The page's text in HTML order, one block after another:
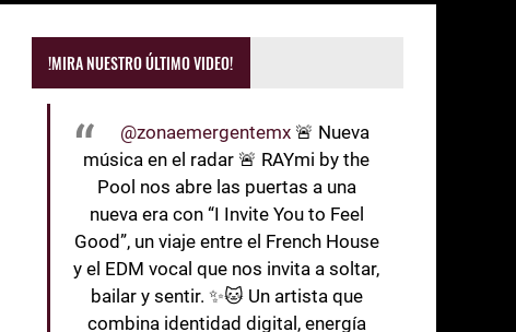
!MIRA NUESTRO ÚLTIMO VIDEO!
@zonaemergentemx 🚨 Nueva
música en el radar 🚨 RAYmi by the
Pool nos abre las puertas a una
nueva era con “I Invite You to Feel
Good”, un viaje entre el French House
y el EDM vocal que nos invita a soltar,
bailar y sentir. ✨🐱 Un artista que
combina identidad digital, energía